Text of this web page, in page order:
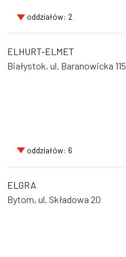
oddziałów: 2
ELHURT-ELMET
Białystok, ul. Baranowicka 115
oddziałów: 6
ELGRA
Bytom, ul. Składowa 20